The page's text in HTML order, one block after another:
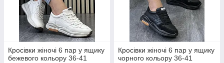
Кросівки жіночі 6 пар у ящику
бежевого кольору 36-41
Кросівки жіночі 6 пар у ящику
чорного кольору 36-41